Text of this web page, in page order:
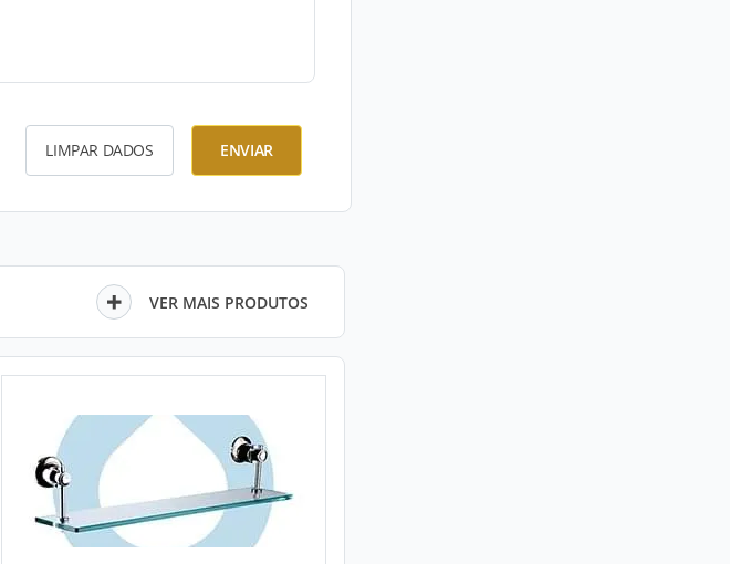
LIMPAR DADOS ENVIAR
VER MAIS PRODUTOS